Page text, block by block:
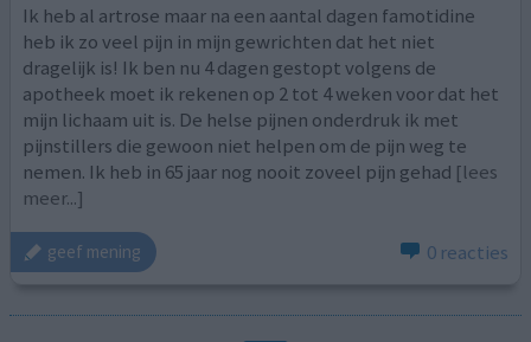
Ik heb al artrose maar na een aantal dagen famotidine
heb ik zo veel pijn in mijn gewrichten dat het niet
dragelijk is! Ik ben nu 4 dagen gestopt volgens de
apotheek moet ik rekenen op 2 tot 4 weken voor dat het
mijn lichaam uit is. De helse pijnen onderdruk ik met
pijnstillers die gewoon niet helpen om de pijn weg te
nemen. Ik heb in 65 jaar nog nooit zoveel pijn gehad [lees
meer...]
geef mening 0 reacties